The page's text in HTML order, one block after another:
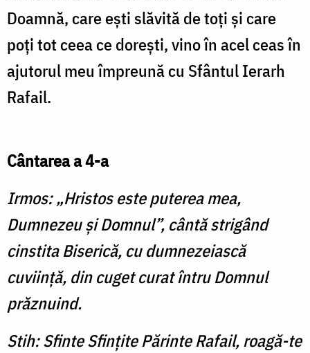
Doamnă, care ești slăvită de toți și care
poți tot ceea ce dorești, vino în acel ceas în
ajutorul meu împreună cu Sfântul Ierarh
Rafail.
Cântarea a 4-a
Irmos: „Hristos este puterea mea,
Dumnezeu și Domnul”, cântă strigând
cinstita Biserică, cu dumnezeiască
cuviință, din cuget curat întru Domnul
prăznuind.
Stih: Sfinte Sfințite Părinte Rafail, roagă-te